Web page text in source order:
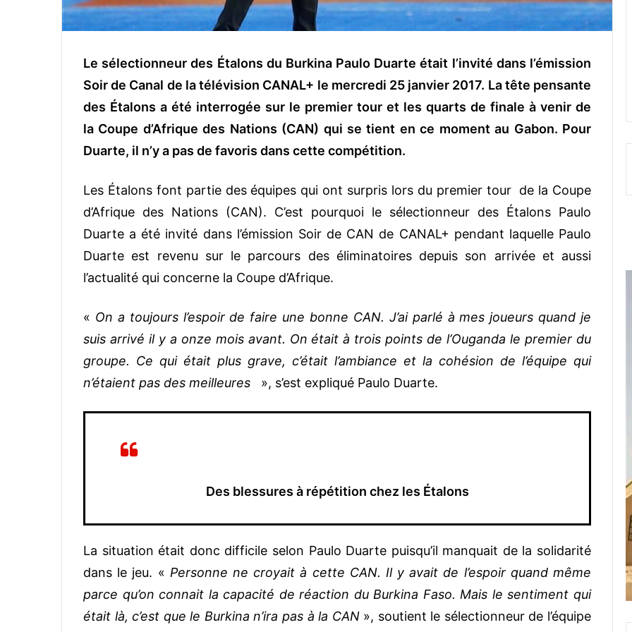
Le sélectionneur des Étalons du Burkina Paulo Duarte était l’invité dans l’émission
Soir de Canal de la télévision CANAL+ le mercredi 25 janvier 2017. La tête pensante
des Étalons a été interrogée sur le premier tour et les quarts de finale à venir de
la Coupe d’Afrique des Nations (CAN) qui se tient en ce moment au Gabon. Pour
Duarte, il n’y a pas de favoris dans cette compétition.
Les Étalons font partie des équipes qui ont surpris lors du premier tour de la Coupe
d’Afrique des Nations (CAN). C’est pourquoi le sélectionneur des Étalons Paulo
Duarte a été invité dans l’émission Soir de CAN de CANAL+ pendant laquelle Paulo
Duarte est revenu sur le parcours des éliminatoires depuis son arrivée et aussi
l’actualité qui concerne la Coupe d’Afrique.
« On a toujours l’espoir de faire une bonne CAN. J’ai parlé à mes joueurs quand je
suis arrivé il y a onze mois avant. On était à trois points de l’Ouganda le premier du
groupe. Ce qui était plus grave, c’était l’ambiance et la cohésion de l’équipe qui
n’étaient pas des meilleures
», s’est expliqué Paulo Duarte.
Des blessures à répétition chez les Étalons
La situation était donc difficile selon Paulo Duarte puisqu’il manquait de la solidarité
dans le jeu. « Personne ne croyait à cette CAN. Il y avait de l’espoir quand même
parce qu’on connait la capacité de réaction du Burkina Faso. Mais le sentiment qui
était là, c’est que le Burkina n’ira pas à la CAN», soutient le sélectionneur de l’équipe